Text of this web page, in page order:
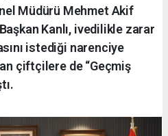
Müdürü Mehmet Akif
Kanlı, ivedilikle zarar
istediği narenciye
çiftçilere de “Geçmiş